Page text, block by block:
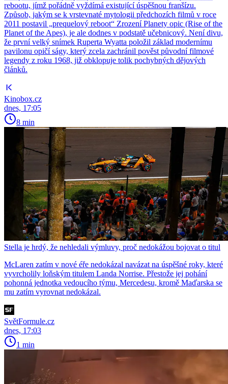
rebootu, jímž pořádně vyždímá existující úspěšnou franšízu.
Způsob, jakým se k vrstevnaté mytologii předchozích filmů v roce
2011 postavil „prequelový reboot“ Zrození Planety opic (Rise of the
Planet of the Apes), je ale dodnes v podstatě učebnicový. Není divu,
že první velký snímek Ruperta Wyatta položil základ modernímu
pavilonu opičí ságy, který zcela zachránil pověst původní filmové
legendy z roku 1968, již obklopuje tolik pochybných dějových
článků.
Kinobox.cz
dnes, 17:05
8 min
Stella je hrdý, že nehledali výmluvy, proč nedokážou bojovat o titul
McLaren zatím v nové éře nedokázal navázat na úspěšné roky, které
vyvrcholily loňským titulem Landa Norrise. Přestože jej pohání
pohonná jednotka vedoucího týmu, Mercedesu, kromě Maďarska se
mu zatím vyrovnat nedokázal.
SvětFormule.cz
dnes, 17:03
1 min